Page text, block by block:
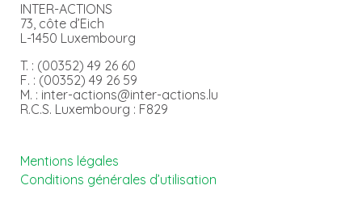
INTER-ACTIONS
73, côte d’Eich
L-1450 Luxembourg
T. : (00352) 49 26 60
F. : (00352) 49 26 59
M. : inter-actions@inter-actions.lu
R.C.S. Luxembourg : F829
Mentions légales
Conditions générales d’utilisation